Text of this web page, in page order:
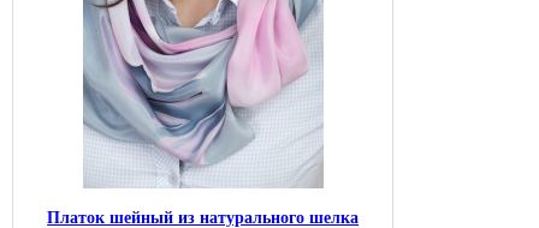
Платок шейный из натурального шелка